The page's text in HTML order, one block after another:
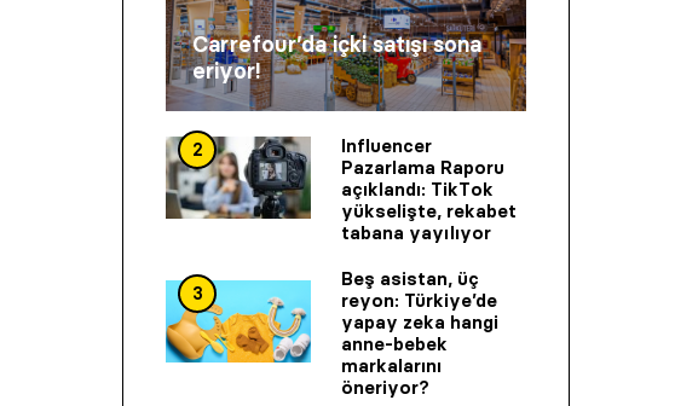
Carrefour’da içki satışı sona
eriyor!
2
Influencer
Pazarlama Raporu
açıklandı: TikTok
yükselişte, rekabet
tabana yayılıyor
3
Beş asistan, üç
reyon: Türkiye’de
yapay zeka hangi
anne-bebek
markalarını
öneriyor?